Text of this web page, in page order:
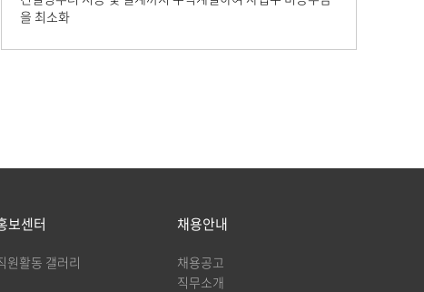
을 최소화
보센터
원활동 갤러리
채용안내
채용공고
직무소개